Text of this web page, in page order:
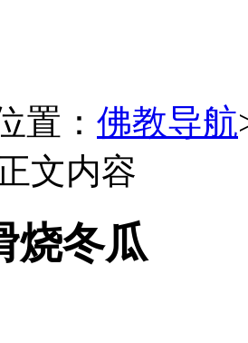
置： 佛教导航
文内容
烧冬瓜